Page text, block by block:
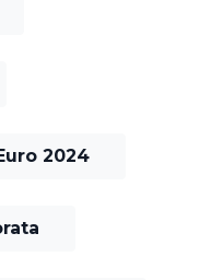
2024